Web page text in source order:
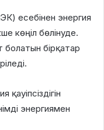
есебінен энергия
көңіл бөлінуде.
бірқатар
энергиямен